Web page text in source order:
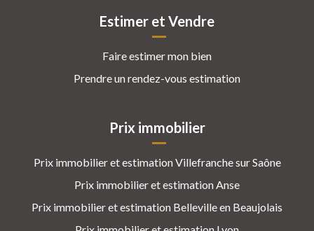
Estimer et Vendre
Faire estimer mon bien
Prendre un rendez-vous estimation
Prix immobilier
Prix immobilier et estimation Villefranche sur Saône
Prix immobilier et estimation Anse
Prix immobilier et estimation Belleville en Beaujolais